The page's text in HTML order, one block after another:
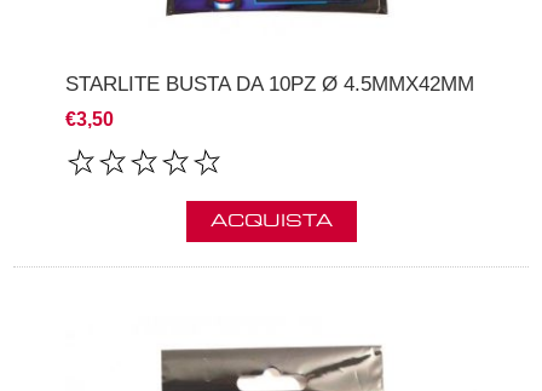
STARLITE BUSTA DA 10PZ Ø 4.5MMX42MM
€3,50
ACQUISTA